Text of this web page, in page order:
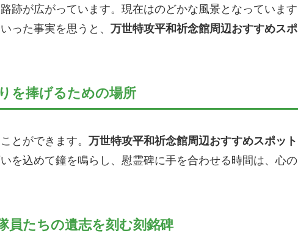
跡が広がっています。現在はのどかな風景となっています
った事実を思うと、 万世特攻平和祈念館周辺おすすめスポ
を捧げるための場所
とができます。 万世特攻平和祈念館周辺おすすめスポット
を込めて鐘を鳴らし、慰霊碑に手を合わせる時間は、心の
員たちの遺志を刻む刻銘碑